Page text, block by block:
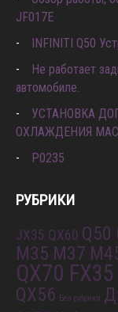
Обзор работы,
Не работает
УСТАНОВКА
JX35 QX60 Q50
M35 M37
QX70
QX56